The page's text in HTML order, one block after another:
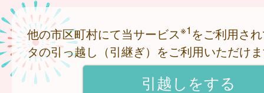
他の市区町村にて当サービス※1 をご利用さ
タの引っ越し（引継ぎ）をご利用いただけ